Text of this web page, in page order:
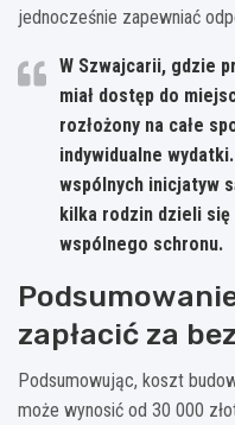
jednocześnie zapewniać
W Szwajcarii, gdzie
miał dostęp do
rozłożony na całe
indywidualne
wspólnych inicjatyw
kilka rodzin dzieli
wspólnego schronu.
zapłacić za
Podsumowując, koszt
może wynosić od 30 000